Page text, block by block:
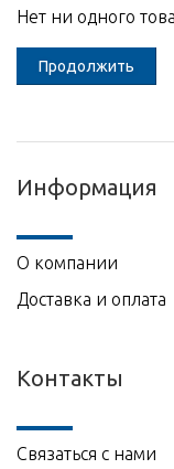
Нет ни одного
Продолжить
Информация
О компании
Доставка и оплата
Контакты
Связаться с нами